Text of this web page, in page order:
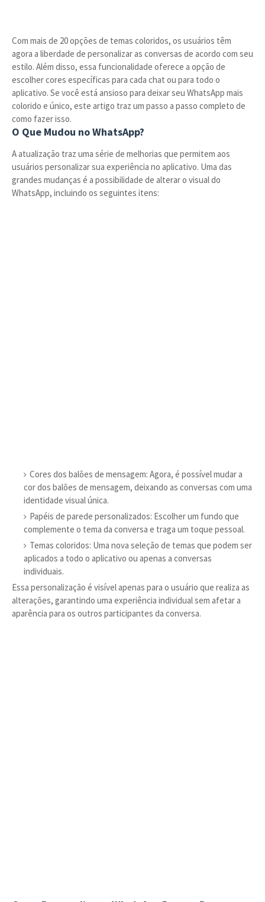
Com mais de 20 opções de temas coloridos, os usuários têm
agora a liberdade de personalizar as conversas de acordo com seu
estilo. Além disso, essa funcionalidade oferece a opção de
escolher cores específicas para cada chat ou para todo o
aplicativo. Se você está ansioso para deixar seu WhatsApp mais
colorido e único, este artigo traz um passo a passo completo de
como fazer isso.
O Que Mudou no WhatsApp?
A atualização traz uma série de melhorias que permitem aos
usuários personalizar sua experiência no aplicativo. Uma das
grandes mudanças é a possibilidade de alterar o visual do
WhatsApp, incluindo os seguintes itens:
Cores dos balões de mensagem: Agora, é possível mudar a
cor dos balões de mensagem, deixando as conversas com uma
identidade visual única.
Papéis de parede personalizados: Escolher um fundo que
complemente o tema da conversa e traga um toque pessoal.
Temas coloridos: Uma nova seleção de temas que podem ser
aplicados a todo o aplicativo ou apenas a conversas
individuais.
Essa personalização é visível apenas para o usuário que realiza as
alterações, garantindo uma experiência individual sem afetar a
aparência para os outros participantes da conversa.